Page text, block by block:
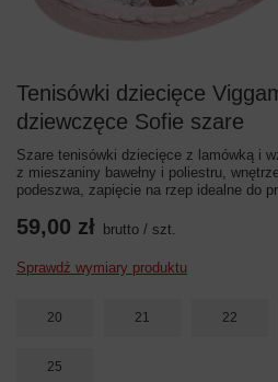
Tenisówki dziecięce
dziewczęce Sofie szare
Szare tenisówki dziecięce z lamówką i
z mieszaniny bawełny i poliestru,
podeszwa, zapięcie na rzep idealne do
59,00 zł brutto / szt.
Sprawdź wymiary produktu
20 21 22
25